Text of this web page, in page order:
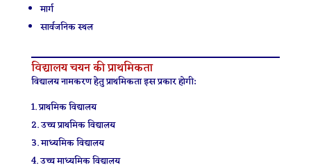
मार्ग
सार्वजनिक स्थल
विद्यालय चयन की प्राथमिकता
विद्यालय नामकरण हेतु प्राथमिकता इस प्रकार होगी:
प्राथमिक विद्यालय
उच्च प्राथमिक विद्यालय
माध्यमिक विद्यालय
उच्च माध्यमिक विद्यालय